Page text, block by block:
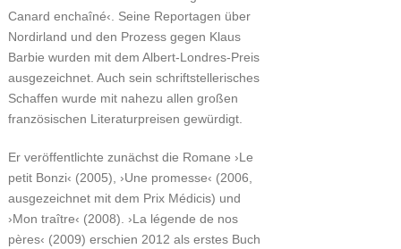
Canard enchaîné‹. Seine Reportagen über
Nordirland und den Prozess gegen Klaus
Barbie wurden mit dem Albert-Londres-Preis
ausgezeichnet. Auch sein schriftstellerisches
Schaffen wurde mit nahezu allen großen
französischen Literaturpreisen gewürdigt.
Er veröffentlichte zunächst die Romane ›Le
petit Bonzi‹ (2005), ›Une promesse‹ (2006,
ausgezeichnet mit dem Prix Médicis) und
›Mon traître‹ (2008). ›La légende de nos
pères‹ (2009) erschien 2012 als erstes Buch